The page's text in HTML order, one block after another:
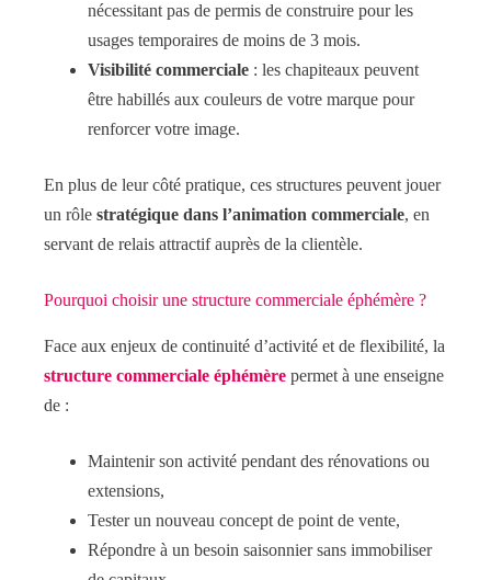
nécessitant pas de permis de construire pour les
usages temporaires de moins de 3 mois.
Visibilité commerciale : les chapiteaux peuvent
être habillés aux couleurs de votre marque pour
renforcer votre image.
En plus de leur côté pratique, ces structures peuvent jouer
un rôle stratégique dans l’animation commerciale, en
servant de relais attractif auprès de la clientèle.
Pourquoi choisir une structure commerciale éphémère ?
Face aux enjeux de continuité d’activité et de flexibilité, la
structure commerciale éphémère permet à une enseigne
de :
Maintenir son activité pendant des rénovations ou
extensions,
Tester un nouveau concept de point de vente,
Répondre à un besoin saisonnier sans immobiliser